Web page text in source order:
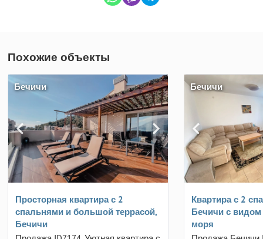
Похожие объекты
Бечичи
Просторная квартира с 2
спальнями и большой террасой,
Бечичи
Бечичи
Квартира с 2
Бечичи с видом
моря